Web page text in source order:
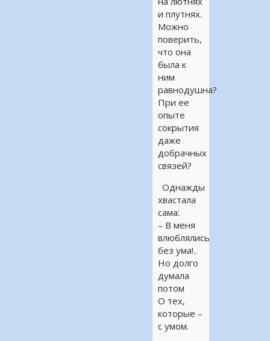
и плутнях.
Можно
поверить,
что она
была к
ним
равнодушна?
При ее
опыте
сокрытия
даже
добрачных
связей?
Однажды
хвастала
сама:
– В меня
влюблялись
без ума!..
Но долго
думала
потом
О тех,
которые –
с умом.